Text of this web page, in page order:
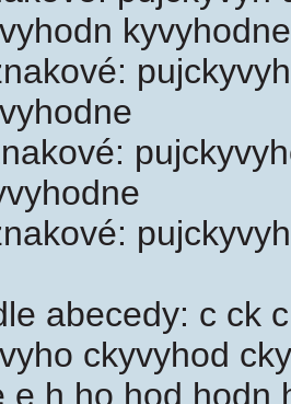
kyvyhodne
abecedy: c ck
ckyvyhod
e h ho hod hodn